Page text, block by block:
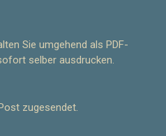
Sie umgehend als PDF-
selber ausdrucken.
zugesendet.